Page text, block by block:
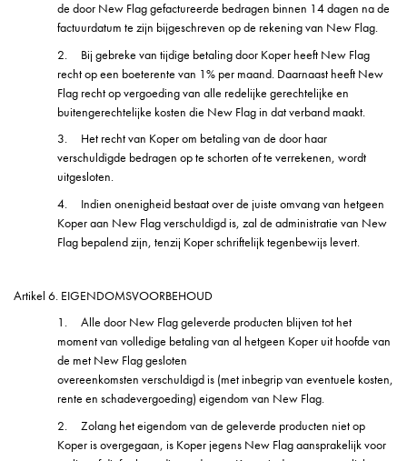
de door New Flag gefactureerde bedragen binnen 14 dagen na de
factuurdatum te zijn bijgeschreven op de rekening van New Flag.
2.
Bij gebreke van tijdige betaling door Koper heeft New Flag
recht op een boeterente van 1% per maand. Daarnaast heeft New
Flag recht op vergoeding van alle redelijke gerechtelijke en
buitengerechtelijke kosten die New Flag in dat verband maakt.
3.
Het recht van Koper om betaling van de door haar
verschuldigde bedragen op te schorten of te verrekenen, wordt
uitgesloten.
4.
Indien onenigheid bestaat over de juiste omvang van hetgeen
Koper aan New Flag verschuldigd is, zal de administratie van New
Flag bepalend zijn, tenzij Koper schriftelijk tegenbewijs levert.
Artikel 6. EIGENDOMSVOORBEHOUD
1.
Alle door New Flag geleverde producten blijven tot het
moment van volledige betaling van al hetgeen Koper uit hoofde van
de met New Flag gesloten
overeenkomsten verschuldigd is (met inbegrip van eventuele kosten,
rente en schadevergoeding) eigendom van New Flag.
2.
Zolang het eigendom van de geleverde producten niet op
Koper is overgegaan, is Koper jegens New Flag aansprakelijk voor